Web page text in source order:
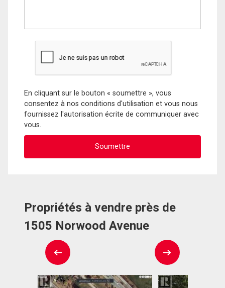
En cliquant sur le bouton « soumettre », vous
consentez à nos conditions d'utilisation et vous nous
fournissez l'autorisation écrite de communiquer avec
vous.
Propriétés à vendre près de
1505 Norwood Avenue